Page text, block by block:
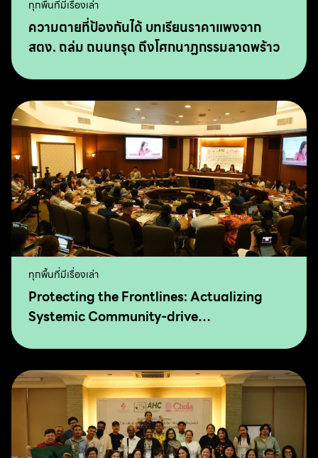
ทุกพื้นที่มีเรื่องเล่า
ความตายที่ป้องกันได้ บทเรียนราคาแพงจาก
สตง. ถล่ม ถนนทรุด ถึงโศกนาฏกรรมลาดพร้าว
ทุกพื้นที่มีเรื่องเล่า
Protecting the Frontlines: Actualizing
Systemic Community-drive
Agro-Ecology